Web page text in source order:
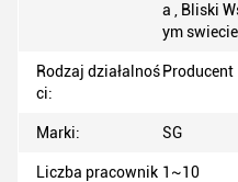
a , Bliski
ym swiecie
Rodzaj działalnoś
ci:
Producent
Marki: SG
Liczba pracownik 1~10